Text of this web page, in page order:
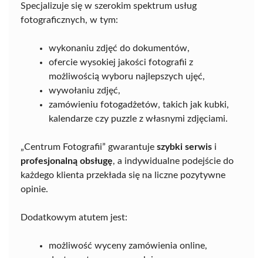
Specjalizuje się w szerokim spektrum usług
fotograficznych, w tym:
wykonaniu zdjęć do dokumentów,
ofercie wysokiej jakości fotografii z
możliwością wyboru najlepszych ujęć,
wywołaniu zdjęć,
zamówieniu fotogadżetów, takich jak kubki,
kalendarze czy puzzle z własnymi zdjęciami.
„Centrum Fotografii” gwarantuje szybki serwis i
profesjonalną obsługę, a indywidualne podejście do
każdego klienta przekłada się na liczne pozytywne
opinie.
Dodatkowym atutem jest:
możliwość wyceny zamówienia online,